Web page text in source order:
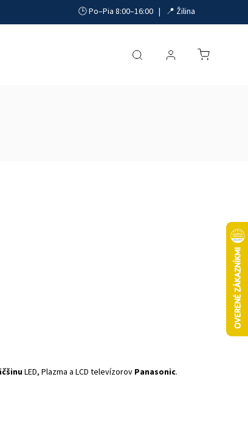
🕒 Po–Pia 8:00–16:00 | 📍 Žilina
Akumulátory, UPS a zdroje Parkovacie systémy
LED, Plazma a LCD televízorov Panasonic.